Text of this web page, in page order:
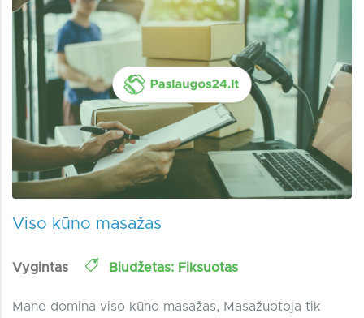
Viso kūno masažas
Vygintas Biudžetas: Fiksuotas
Mane domina viso kūno masažas, Masažuotoja tik